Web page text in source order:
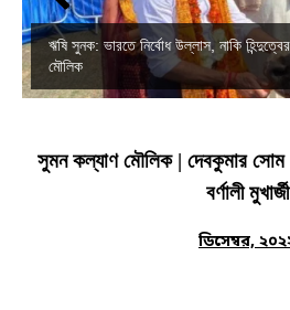
ঋষি সুনক: ভারতে নির্বোধ উল্লাস, নাকি
মৌলিক
সুমন কল্যাণ মৌলিক | দেবকুমার সোম |
বর্ণালী মুখার্জী
ডিসেম্বর,